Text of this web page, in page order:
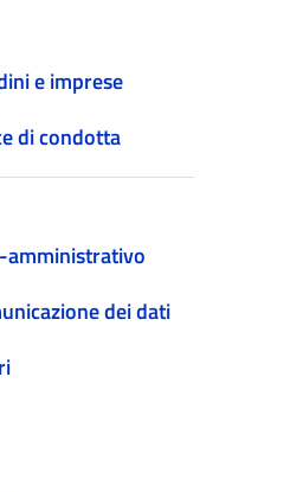
e imprese
di condotta
amministrativo
dei dati